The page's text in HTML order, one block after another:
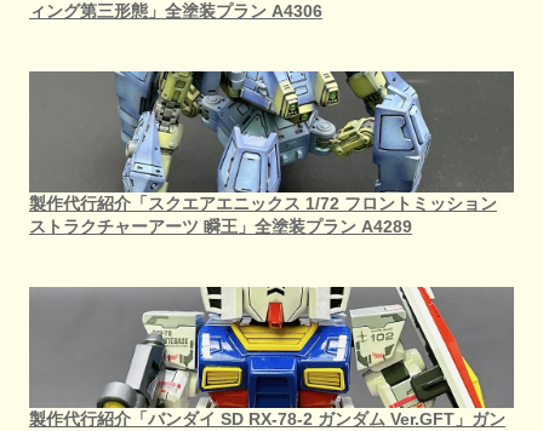
ィング第三形態」全塗装プラン A4306
製作代行紹介「スクエアエニックス 1/72 フロントミッション
ストラクチャーアーツ 瞬王」全塗装プラン A4289
製作代行紹介「バンダイ SD RX-78-2 ガンダム Ver.GFT」ガン